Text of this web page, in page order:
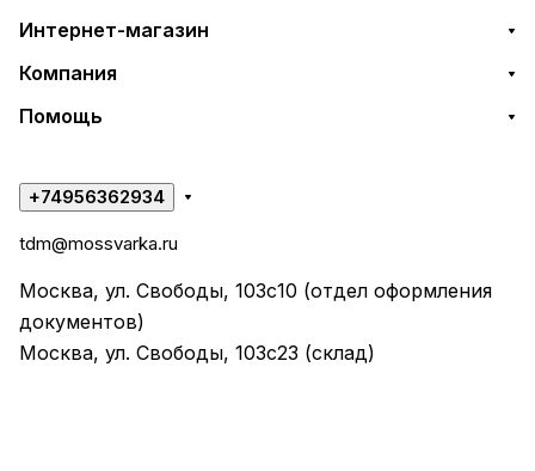
Интернет-магазин
Компания
Помощь
+74956362934
tdm@mossvarka.ru
Москва, ул. Свободы, 103с10 (отдел оформления
документов)
Москва, ул. Свободы, 103с23 (склад)